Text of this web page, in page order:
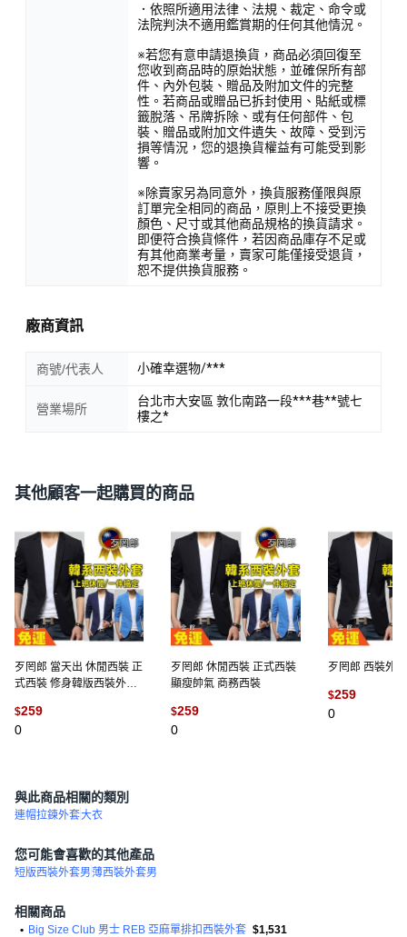
．依照所適用法律、法規、裁定、命令或
法院判決不適用鑑賞期的任何其他情況。
※若您有意申請退換貨，商品必須回復至
您收到商品時的原始狀態，並確保所有部
件、內外包裝、贈品及附加文件的完整
性。若商品或贈品已拆封使用、貼紙或標
籤脫落、吊牌拆除、或有任何部件、包
裝、贈品或附加文件遺失、故障、受到污
損等情況，您的退換貨權益有可能受到影
響。
※除賣家另為同意外，換貨服務僅限與原
訂單完全相同的商品，原則上不接受更換
顏色、尺寸或其他商品規格的換貨請求。
即便符合換貨條件，若因商品庫存不足或
有其他商業考量，賣家可能僅接受退貨，
恕不提供換貨服務。
廠商資訊
商號/代表人 小確幸選物/***
營業場所
台北市大安區 敦化南路一段***巷**號七
樓之*
其他顧客一起購買的商品
歹罔郎 當天出 休閒西裝 正
式西裝 修身韓版西裝外套
$259
0
歹罔郎 休閒西裝 正式西裝
顯瘦帥氣 商務西裝
$259
0
歹罔郎 西裝外
$259
0
與此商品相關的類別
連帽拉鍊外套大衣
您可能會喜歡的其他產品
短版西裝外套男薄西裝外套男
相關商品
• Big Size Club 男士 REB 亞麻單排扣西裝外套 $1,531